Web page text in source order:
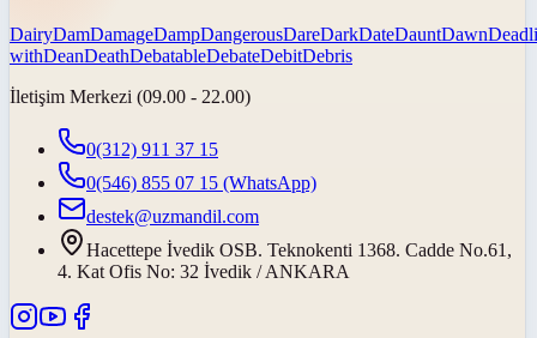
DairyDamDamageDampDangerousDareDarkDateDauntDawn
withDeanDeathDebatableDebateDebitDebris
İletişim Merkezi (09.00 - 22.00)
0(312) 911 37 15
0(546) 855 07 15 (WhatsApp)
destek@uzmandil.com
Hacettepe İvedik OSB. Teknokenti 1368. Cadde No.61,
4. Kat Ofis No: 32 İvedik / ANKARA